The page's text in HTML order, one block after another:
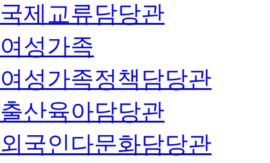
국제교류담당관
여성가족
여성가족정책담당관
출산육아담당관
외국인다문화담당관